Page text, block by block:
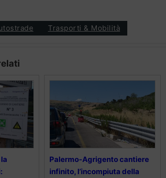
Trasporti & Mobilità
Palermo-Agrigento cantiere
infinito, l’incompiuta della